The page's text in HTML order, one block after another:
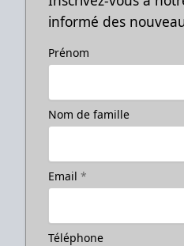
informé des
Prénom
Nom de famille
Email *
Téléphone